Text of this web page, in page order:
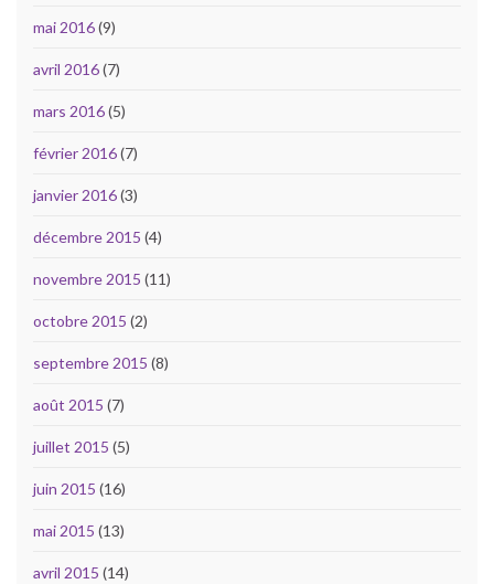
mai 2016(9)
avril 2016(7)
mars 2016(5)
février 2016(7)
janvier 2016(3)
décembre 2015 (4)
novembre 2015 (11)
octobre 2015 (2)
septembre 2015 (8)
août 2015 (7)
juillet 2015 (5)
juin 2015 (16)
mai 2015 (13)
avril 2015 (14)